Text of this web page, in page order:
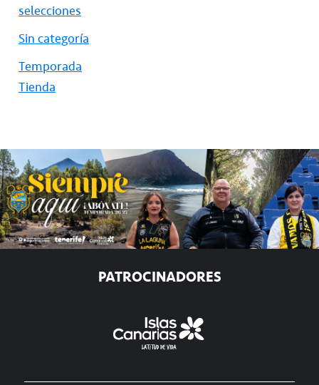
selecciones
Sin categoría
Temporada
Tienda
PATROCINADORES